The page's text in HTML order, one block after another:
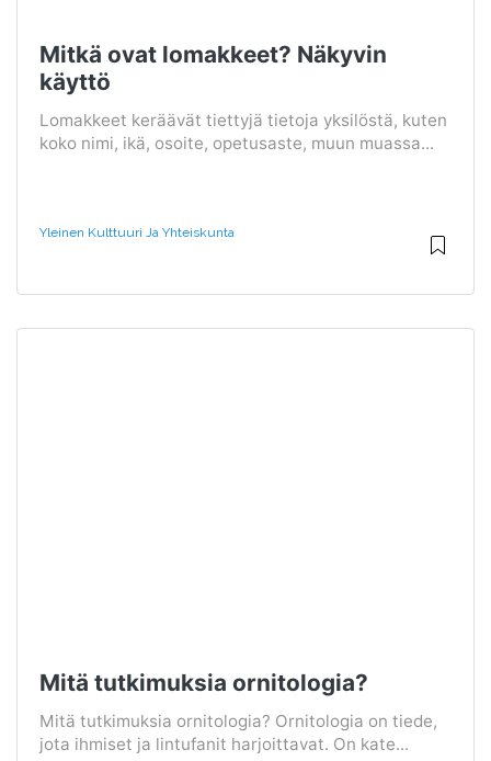
Mitkä ovat lomakkeet? Näkyvin
käyttö
Lomakkeet keräävät tiettyjä tietoja yksilöstä, kuten
koko nimi, ikä, osoite, opetusaste, muun muassa...
Yleinen Kulttuuri Ja Yhteiskunta
Mitä tutkimuksia ornitologia?
Mitä tutkimuksia ornitologia? Ornitologia on tiede,
jota ihmiset ja lintufanit harjoittavat. On kate...